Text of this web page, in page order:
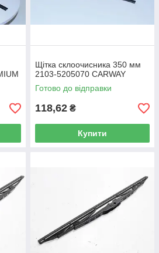
Щітка склоочисника 350 мм
2103-5205070 CARWAY
Готово до відправки
118,62 ₴
Купити